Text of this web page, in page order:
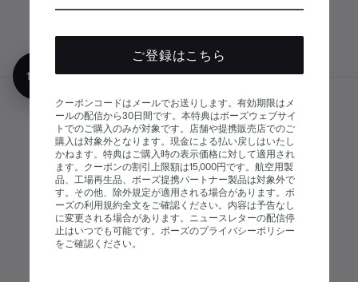
© Bose Corporation 2026 サイトマップ
法的事項 プライバシーポリシー
アクセシビリティ
クッキーに関する通知 販売条件
利用条件 現代奴隷制に関する声明
ご登録はこちら
クーポンコードはメールでお送りします。有効期限はメ
ールの配信から30日間です。本特典はボーズウェブサイ
トでのご購入のみが対象です。店舗や提携販売店でのご
購入は対象外となります。現金による払い戻しはいたし
かねます。特典はご購入時の表示価格に対して適用され
ます。クーポンの割引上限額は15,000円です。航空用製
品、工場再生品、ボーズ提携パートナー製品は対象外で
す。その他、除外規定が適用される場合があります。ボ
ーズの利用規約全文をご確認ください。内容は予告なし
に変更される場合があります。ニュースレターの配信停
止はいつでも可能です。ボーズのプライバシーポリシー
をご確認ください。
10%オフ